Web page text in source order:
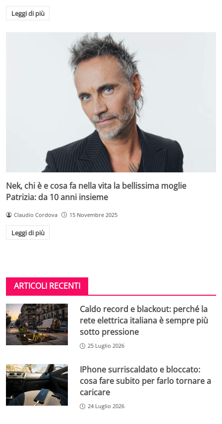
Leggi di più
Nek, chi è e cosa fa nella vita la bellissima moglie
Patrizia: da 10 anni insieme
Claudio Cordova 15 Novembre 2025
Leggi di più
ARTICOLI RECENTI
Caldo record e blackout: perché la
rete elettrica italiana è sempre più
sotto pressione
25 Luglio 2026
IPhone surriscaldato e bloccato:
cosa fare subito per farlo tornare a
caricare
24 Luglio 2026